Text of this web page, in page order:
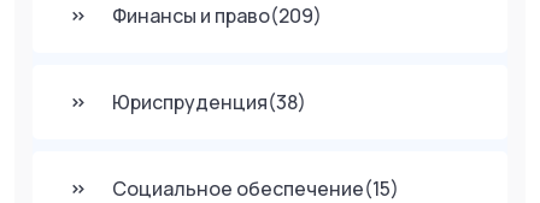
Финансы и право(209)
Юриспруденция(38)
Социальное обеспечение(15)